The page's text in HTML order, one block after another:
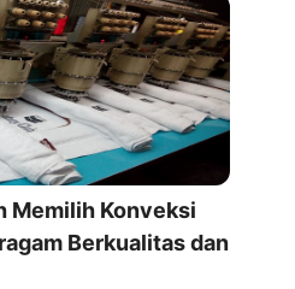
Memilih Konveksi
Berkualitas dan